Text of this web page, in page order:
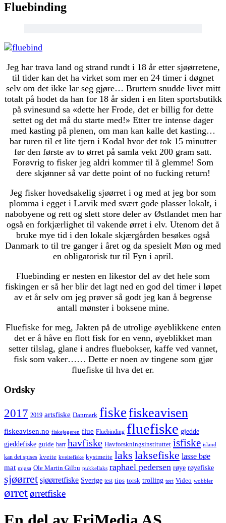
Fluebinding
Jeg har trava land og strand rundt i 18 år etter sjøørretene,
til tider kan det ha virket som mer en 24 timer i døgnet
selv om det ikke lar seg gjøre… Bruttern snudde livet mitt
totalt på hodet da han for 18 år siden i en liten sportsbutikk
på svinesund sa «dette her Frode, det er billig for dette
settet og det må du starte med!» Etter tre intense dager
med kasting på plenen, om man kan kalle det kasting…
bar turen til et lite tjern i Kodal hvor det tok 15 minutter
før den første av to ørret på samla vekt 200 gram satt.
Forøvrig to fisker jeg aldri kommer til å glemme! Som
dere skjønner så var dette point of no fucking return!
Jeg fisker hovedsakelig sjøørret i og med at jeg bor som
plomma i egget i Larvik med svært gode plasser lokalt, i
nabobyene og rett og slett store deler av Østlandet men har
også en forkjærlighet til vakende ørret i elv. Utenom det å
bruke mye tid i den lokale skjærgården besøkes også
Danmark to til tre ganger i året og da spesielt Møn og med
en obligatorisk tur til Fyn i april.
Fluebinding er nesten en likestor del av det hele som
fiskingen er så her blir det lagt ned en god del timer i løpet
av et år selv om jeg prøver så godt jeg kan å begrense
antall mønster i boksene mine.
Fluefiske for meg, Jakten på de utrolige øyeblikkene enten
det er å håve en flott fisk for en venn, øyeblikket man
setter tilslag, glane i andres fluebokser, kaffe ved vannet,
fisk som vaker…… Dette er noen av tingene som gjør
fluefiske til hva det er.
Ordsky
2017 2019 artsfiske Danmark fiskefiskeavisen
fiskeavisen.no fiskejegeren flue Fluebinding fluefiske gjedde
gjeddefiske guide harr havfiske Havforskningsinstituttet isfiske island
kan det spises kveite kveitefiske kystmeite laks laksefiske lasse bøe
mat mjøsa Ole Martin Gilbu pukkellaks raphael pedersen røye røyefiske
sjøørret sjøørretfiske Sverige test tips torsk trolling tørt Video wobbler
ørretørretfiske